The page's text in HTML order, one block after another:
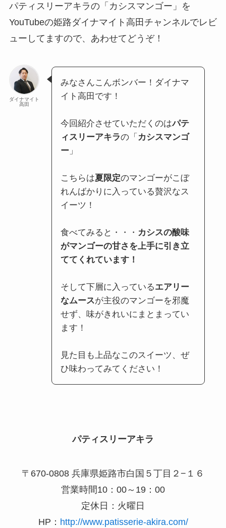
パティスリーアキラの「カシスマンゴー」を
YouTubeの姫路ダイナマイト高田チャンネルでレビ
ューしてますので、あわせてどうぞ！
ダイナマイト
高田
みなさんこんボンバー！ダイナマ
イト高田です！
今回紹介させていただくのはパテ
ィスリーアキラの「 カシスマンゴ
ー」
こちらは夏限定のマンゴーがこぼ
れんばかりに入っている贅沢なス
イーツ！
食べてみると・・・ カシスの酸味
がマンゴーの甘さを上手に引き立
ててくれています！
そして下層に入っているエアリー
なムースが主役のマンゴーを邪魔
せず、味がきれいにまとまってい
ます！
見た目も上品なこのスイーツ、ぜ
ひ味わってみてください！
パティスリーアキラ
〒670-0808 兵庫県姫路市白国５丁目２−１６
営業時間10：00～19：00
定休日：火曜日
HP： http://www.patisserie-akira.com/